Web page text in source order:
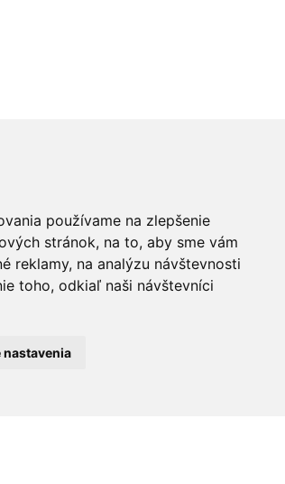
používame na zlepšenie
stránok, na to, aby sme vám
reklamy, na analýzu návštevnosti
toho, odkiaľ naši návštevníci
nastavenia